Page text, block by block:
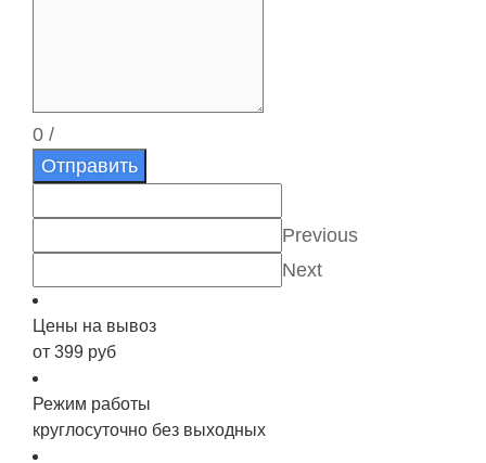
0 /
Отправить
Previous
Next
Цены на вывоз
от 399 руб
Режим работы
круглосуточно без выходных